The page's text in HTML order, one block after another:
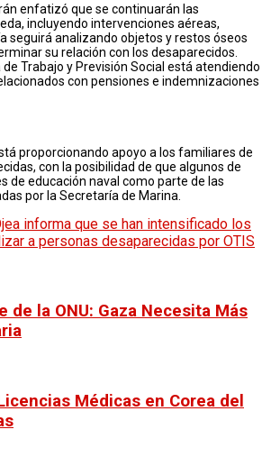
enfatizó que se continuarán las
incluyendo intervenciones aéreas,
seguirá analizando objetos y restos óseos
su relación con los desaparecidos.
Trabajo y Previsión Social está atendiendo
con pensiones e indemnizaciones
proporcionando apoyo a los familiares de
con la posibilidad de que algunos de
de educación naval como parte de las
por la Secretaría de Marina.
informa que se han intensificado los
a personas desaparecidas por OTIS
de la ONU: Gaza Necesita Más
Médicas en Corea del